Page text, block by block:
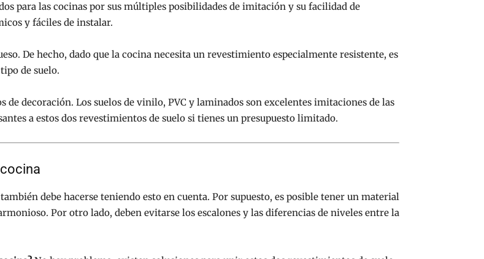
para las cocinas por sus múltiples posibilidades de imitación y su facilidad de
y fáciles de instalar.
De hecho, dado que la cocina necesita un revestimiento especialmente resistente, es
de suelo.
de decoración. Los suelos de vinilo, PVC y laminados son excelentes imitaciones de las
a estos dos revestimientos de suelo si tienes un presupuesto limitado.
debe hacerse teniendo esto en cuenta. Por supuesto, es posible tener un material
Por otro lado, deben evitarse los escalones y las diferencias de niveles entre la